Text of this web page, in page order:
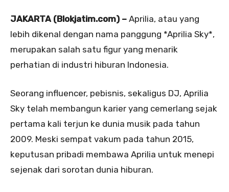
JAKARTA (Blokjatim.com) – Aprilia, atau yang
lebih dikenal dengan nama panggung *Aprilia Sky*,
merupakan salah satu figur yang menarik
perhatian di industri hiburan Indonesia.
Seorang influencer, pebisnis, sekaligus DJ, Aprilia
Sky telah membangun karier yang cemerlang sejak
pertama kali terjun ke dunia musik pada tahun
2009. Meski sempat vakum pada tahun 2015,
keputusan pribadi membawa Aprilia untuk menepi
sejenak dari sorotan dunia hiburan.